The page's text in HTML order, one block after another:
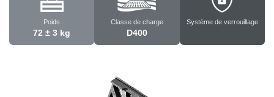
Poids
72 ± 3 kg
Classe de charge
D400
Système de verrouillage